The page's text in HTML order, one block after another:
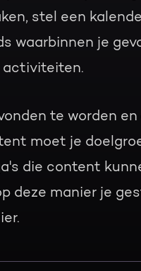
stel een
waarbinnen je
activiteiten.
te worden
moet je
die content
deze manier je